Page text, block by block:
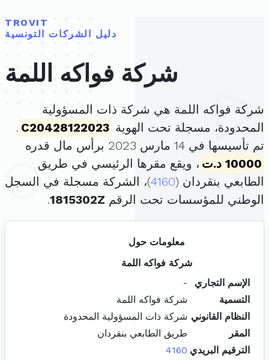
TROVIT
دليل الشركات التونسية
شركة فواكه اللمة
شركة فواكه اللمة هي شركة ذات المسؤولية
المحدودة، مسجلة تحت الهوية C20428122023
.
تم تأسيسها في 14 مارس 2023 برأس مال قدره
10000 د.ت
، ويقع مقرها الرئيسي في طريق
الطابعي بنقردان (4160)، الشركة مسجلة في السجل
الوطني للمؤسسات تحت الرقم 1815302Z
.
معلومات حول
شركة فواكه اللمة
الإسم التجاري
-
التسمية
شركة فواكه اللمة
النظام القانوني شركة ذات المسؤولية المحدودة
المقر
طريق الطابعي بنقردان
الترقيم البريدي 4160